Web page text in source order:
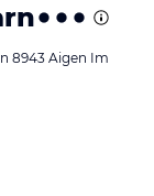
8943 Aigen Im